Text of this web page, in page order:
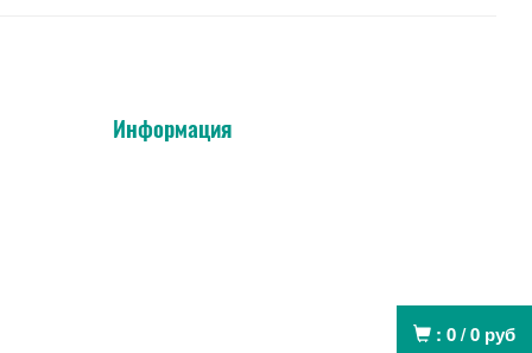
: 0/0 руб
Информация